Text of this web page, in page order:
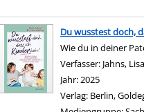
Du wusstest doch,
Wie du in deiner
Verfasser: Jahns, Lisa
Jahr:2025
Verlag: Berlin,